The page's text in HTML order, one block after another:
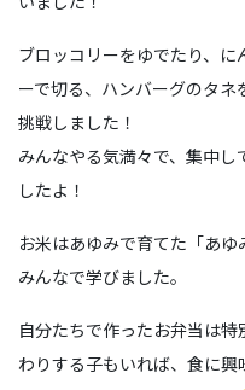
ブロッコリーをゆでたり、
ーで切る、ハンバーグのタ
挑戦しました！
みんなやる気満々で、集中
したよ！
お米はあゆみで育てた「あ
みんなで学びました。
自分たちで作ったお弁当は
わりする子もいれば、食に